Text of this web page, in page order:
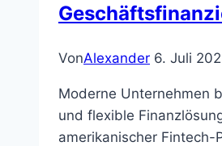
VonAlexander 6. Juli
Moderne Unternehmen
und flexible
amerikanischer Fintech-